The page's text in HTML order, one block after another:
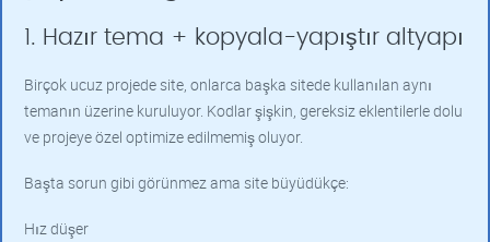
1. Hazır tema + kopyala-yapıştır altyapı
Birçok ucuz projede site, onlarca başka sitede kullanılan aynı
temanın üzerine kuruluyor. Kodlar şişkin, gereksiz eklentilerle dolu
ve projeye özel optimize edilmemiş oluyor.
Başta sorun gibi görünmez ama site büyüdükçe:
Hız düşer